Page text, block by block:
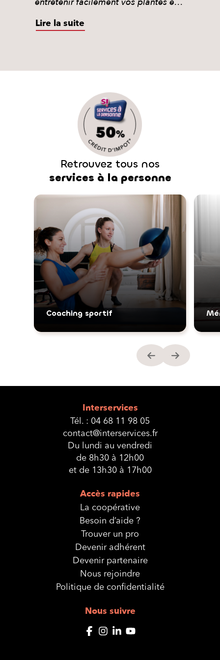
Lire la suite
Retrouvez tous nos
services à la personne
Coaching sportif
Interservices
Tél. : 04 68 11 98 05
contact@interservices.fr
Du lundi au vendredi
de 8h30 à 12h00
et de 13h30 à 17h00
Accès rapides
La coopérative
Besoin d’aide ?
Trouver un pro
Devenir adhérent
Devenir partenaire
Nous rejoindre
Politique de confidentialité
Nous suivre